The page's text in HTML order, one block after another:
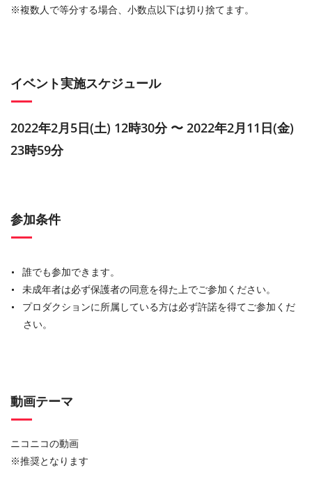
※複数人で等分する場合、小数点以下は切り捨てます。
イベント実施スケジュール
2022年2月5日(土) 12時30分 〜 2022年2月11日(金)
23時59分
参加条件
誰でも参加できます。
未成年者は必ず保護者の同意を得た上でご参加ください。
プロダクションに所属している方は必ず許諾を得てご参加くだ
さい。
動画テーマ
ニコニコの動画
※推奨となります